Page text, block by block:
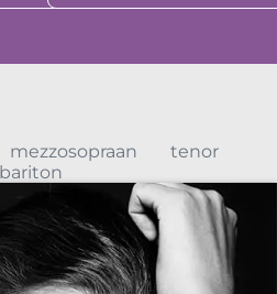
mezzosopraan
tenor
bariton